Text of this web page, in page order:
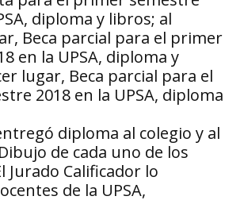
diploma y libros; al
Beca parcial para el primer
en la UPSA, diploma y
lugar, Beca parcial para el
2018 en la UPSA, diploma
diploma al colegio y al
de cada uno de los
Jurado Calificador lo
de la UPSA,